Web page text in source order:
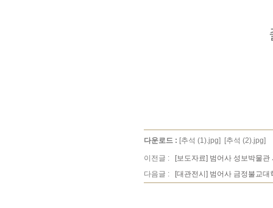
다운로드 : [추석 (1).jpg] [추석 (2).jpg]
이전글 :
[보도자료] 범어사 성보박물
다음글 :
[대관전시] 범어사 금정불교